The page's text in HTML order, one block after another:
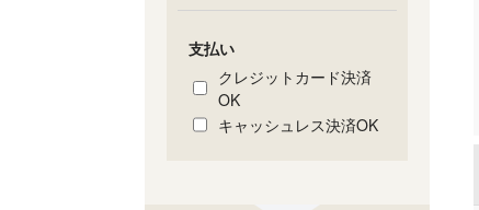
支払い
クレジットカード決済
OK
キャッシュレス決済OK